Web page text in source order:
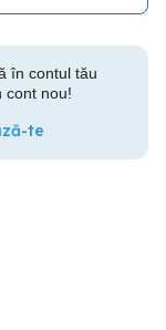
în contul tău
cont nou!
te